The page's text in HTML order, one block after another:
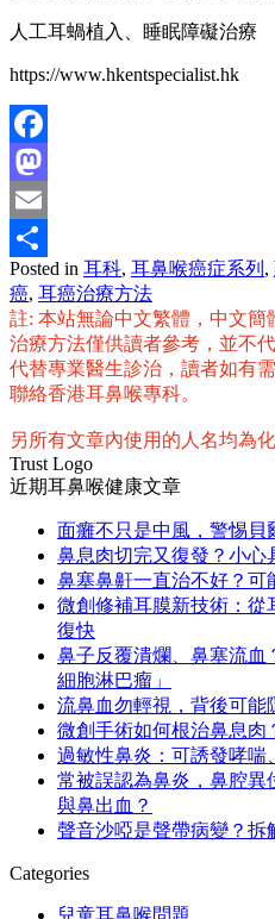
人工耳蝸植入、睡眠障礙治療
https://www.hkentspecialist.hk
Facebook
Mastodon
Email
分
享
Posted in 耳科, 耳鼻喉癌症系列 ,
癌, 耳癌治療方法
註: 本站無論中文繁體，中文
治療方法僅供讀者參考，並不
代替專業醫生診治，讀者如有
聯絡香港耳鼻喉專科。
另所有文章內使用的人名均為化
Trust Logo
近期耳鼻喉健康文章
面癱不只是中風，警惕貝
鼻息肉切完又復發？小心
鼻塞鼻鼾一直治不好？可
微創修補耳膜新技術：從
復快
鼻子反覆潰爛、鼻塞流
細胞淋巴瘤」
流鼻血勿輕視，背後可能
微創手術如何根治鼻息肉
過敏性鼻炎：可誘發哮喘
常被誤認為鼻炎，鼻腔異
與鼻出血？
聲音沙啞是聲帶病變？拆
Categories